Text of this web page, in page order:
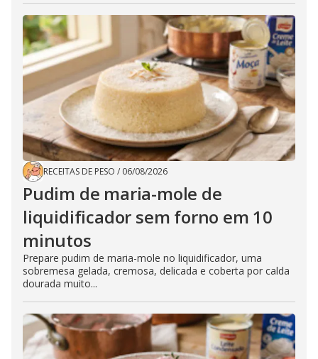
RECEITAS DE PESO / 06/08/2026
Pudim de maria-mole de
liquidificador sem forno em 10
minutos
Prepare pudim de maria-mole no liquidificador, uma
sobremesa gelada, cremosa, delicada e coberta por calda
dourada muito...